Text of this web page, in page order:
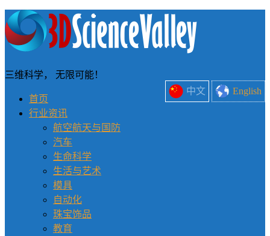
中文 English
三维科学， 无限可能！
首页
行业资讯
航空航天与国防
汽车
生命科学
生活与艺术
模具
自动化
珠宝饰品
教育